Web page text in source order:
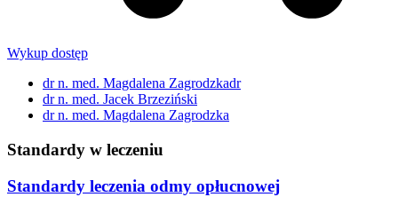
Wykup dostęp
dr n. med. Magdalena Zagrodzkadr
dr n. med. Jacek Brzeziński
dr n. med. Magdalena Zagrodzka
Standardy w leczeniu
Standardy leczenia odmy opłucnowej